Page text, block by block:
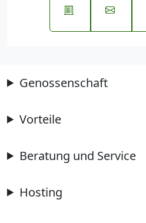
Genossenschaft
Vorteile
Beratung und Service
Hosting